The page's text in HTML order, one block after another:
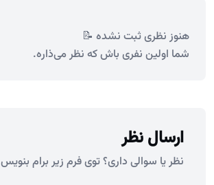
هنوز نظری ثبت نشده 📝
شما اولین نفری باش که نظر می‌ذاره.
ارسال نظر
نظر یا سوالی داری؟ توی فرم زیر برام